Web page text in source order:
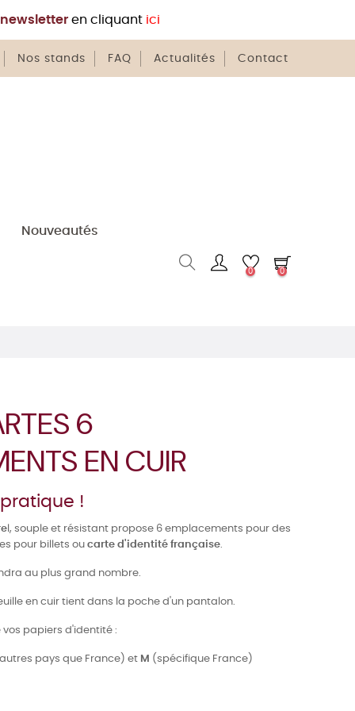
newsletteren cliquant ici
Nos stands FAQ Actualités Contact
Nouveautés
0 0
6
EN CUIR
!
l, souple et résistant propose 6 emplacements pour des
pour billets ou carte d'identité française.
au plus grand nombre.
en cuir tient dans la poche d'un pantalon.
vos papiers d'identité :
pays que France) et M (spécifique France)